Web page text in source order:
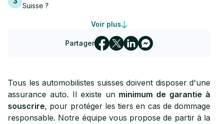
Suisse ?
Combien coûte une assurance responsabilité civile ?
Notre sélection des meilleurs assureurs pour une
Voir plus
Partager
Tous les automobilistes suisses doivent disposer d'une
assurance auto. Il existe un minimum de garantie à
souscrire, pour protéger les tiers en cas de dommage
responsable. Notre équipe vous propose de partir à la